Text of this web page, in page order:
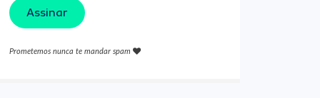
Assinar
Prometemos nunca te mandar spam